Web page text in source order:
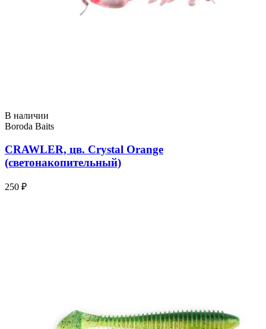
В наличии
Boroda Baits
CRAWLER, цв. Crystal Orange
(светонакопительный)
250 ₽